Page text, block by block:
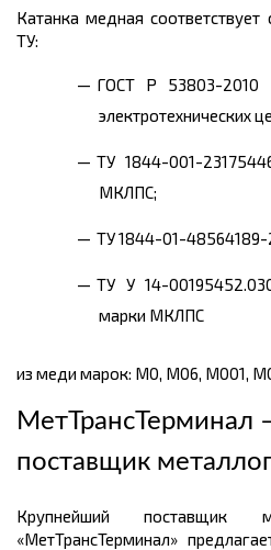
Катанка медная
ТУ:
ГОСТ Р 53803-2010
электротехнических
ТУ 1844-001-
МКЛПС;
ТУ 1844-01-
ТУ У 14-
марки МКЛПС
из меди марок: М0, М06, М001,
МетТрансТерминал
поставщик
Крупнейший поставщик
«МетТрансТерминал»